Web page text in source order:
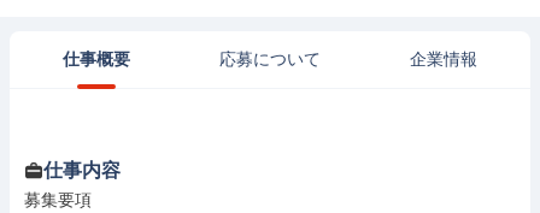
仕事概要 応募について 企業情報
仕事内容
募集要項